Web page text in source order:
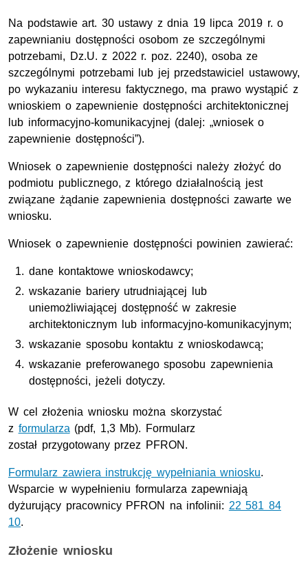
Na podstawie art. 30 ustawy z dnia 19 lipca 2019 r. o
zapewnianiu dostępności osobom ze szczególnymi
potrzebami, Dz.U. z 2022 r. poz. 2240), osoba ze
szczególnymi potrzebami lub jej przedstawiciel ustawowy,
po wykazaniu interesu faktycznego, ma prawo wystąpić z
wnioskiem o zapewnienie dostępności architektonicznej
lub informacyjno-komunikacyjnej (dalej: „wniosek o
zapewnienie dostępności”).
Wniosek o zapewnienie dostępności należy złożyć do
podmiotu publicznego, z którego działalnością jest
związane żądanie zapewnienia dostępności zawarte we
wniosku.
Wniosek o zapewnienie dostępności powinien zawierać:
dane kontaktowe wnioskodawcy;
wskazanie bariery utrudniającej lub
uniemożliwiającej dostępność w zakresie
architektonicznym lub informacyjno-komunikacyjnym;
wskazanie sposobu kontaktu z wnioskodawcą;
wskazanie preferowanego sposobu zapewnienia
dostępności, jeżeli dotyczy.
W cel złożenia wniosku można skorzystać
z formularza (pdf, 1,3 Mb). Formularz
został przygotowany przez PFRON.
Formularz zawiera instrukcję wypełniania wniosku.
Wsparcie w wypełnieniu formularza zapewniają
dyżurujący pracownicy PFRON na infolinii: 22 581 84
10.
Złożenie wniosku